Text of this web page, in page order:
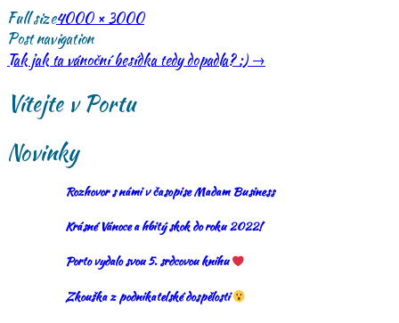
Full size4000 × 3000
Post navigation
Tak jak ta vánoční besídka tedy dopadla? :) →
Vítejte v Portu
Novinky
Rozhovor s námi v časopise Madam Business
Krásné Vánoce a hbitý skok do roku 2022!
Porto vydalo svou 5. srdcovou knihu
Zkouška z podnikatelské dospělosti